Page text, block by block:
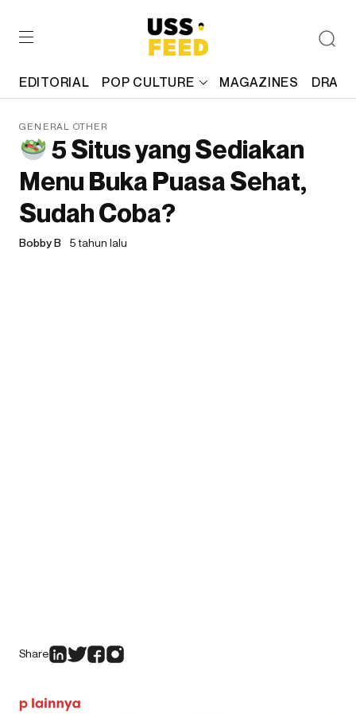
EDITORIAL POP CULTURE MAGAZINES
GENERAL OTHER
5 Situs yang Sediakan
Menu Buka Puasa Sehat,
Sudah Coba?
Bobby B 5 tahun lalu
Share